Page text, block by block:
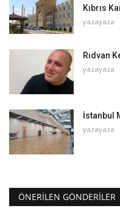
Kıbrıs
yazayaza
Rıdvan
yazayaza
İstanbul
yazayaza
ÖNERILEN GÖNDERILER